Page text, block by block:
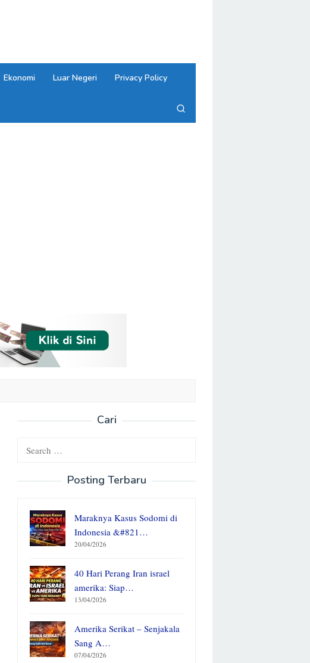
Ekonomi Luar Negeri Privacy Policy
Cari
Posting Terbaru
Maraknya Kasus Sodomi di
Indonesia &#821…
20/04/2026
40 Hari Perang Iran israel
amerika: Siap…
13/04/2026
Amerika Serikat – Senjakala
Sang A…
07/04/2026